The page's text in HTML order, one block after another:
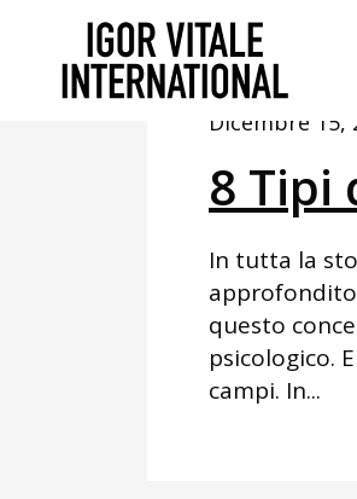
Dicembre 15,
8 Tipi
In tutta la
questo
psicologico.
campi. In...